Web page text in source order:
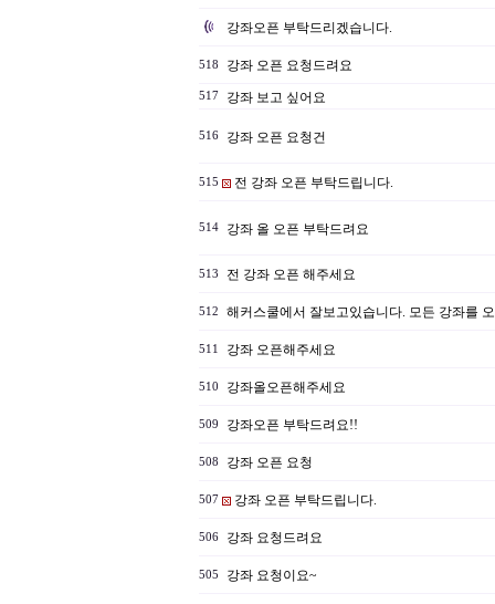
강좌오픈 부탁드리겠습니다.
518 강좌 오픈 요청드려요
517 강좌 보고 싶어요
516 강좌 오픈 요청건
515 전 강좌 오픈 부탁드립니다.
514 강좌 올 오픈 부탁드려요
513 전 강좌 오픈 해주세요
512 해커스쿨에서 잘보고있습니다. 모든 강좌를
511 강좌 오픈해주세요
510 강좌올오픈해주세요
509 강좌오픈 부탁드려요!!
508 강좌 오픈 요청
507 강좌 오픈 부탁드립니다.
506 강좌 요청드려요
505 강좌 요청이요~